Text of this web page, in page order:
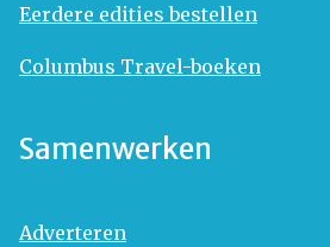
Eerdere edities bestellen
Columbus Travel-boeken
Samenwerken
Adverteren